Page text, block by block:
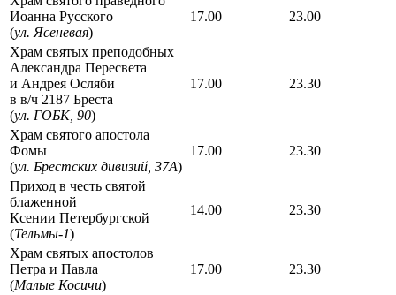
Иоанна Русского
(ул. Ясеневая)
17.00 23.00
Храм святых преподобных
Александра Пересвета
и Андрея Осляби
в в/ч 2187 Бреста
(ул. ГОБК, 90)
17.00 23.30
Храм святого апостола
Фомы
(ул. Брестских дивизий, 37А)
17.00 23.30
Приход в честь святой
блаженной
Ксении Петербургской
(Тельмы-1)
14.00 23.30
Храм святых апостолов
Петра и Павла
(Малые Косичи)
17.00 23.30